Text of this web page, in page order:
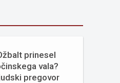
prinesel
vala?
pregovor